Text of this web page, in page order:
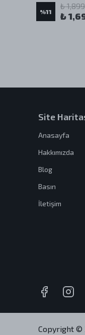
%11
₺
₺
Site
Anasayfa
Hakkımızda
Blog
Basın
İletişim
Copyright ©